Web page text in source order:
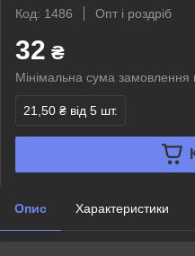
Код: 1486
Опт і роздріб
32 ₴
Мінімальна сума
21,50 ₴ від 5 шт.
Опис Характеристики